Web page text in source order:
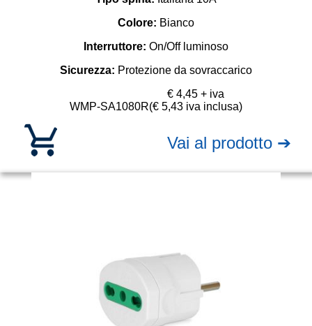
Colore: Bianco
Interruttore: On/Off luminoso
Sicurezza: Protezione da sovraccarico
WMP-SA1080R
€ 4,45 + iva
(€ 5,43 iva inclusa)
Vai al prodotto ➔